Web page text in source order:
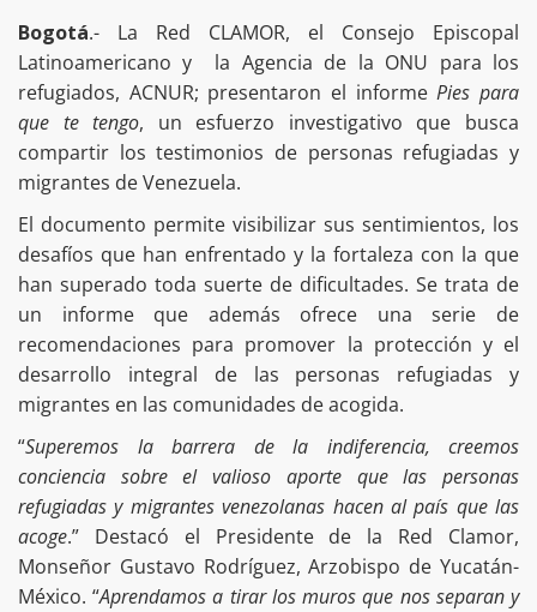
Bogotá.- La Red CLAMOR, el Consejo Episcopal
Latinoamericano y la Agencia de la ONU para los
refugiados, ACNUR; presentaron el informePies para
que te tengo, un esfuerzo investigativo que busca
compartir los testimonios de personas refugiadas y
migrantes de Venezuela.
El documento permite visibilizar sus sentimientos, los
desafíos que han enfrentado y la fortaleza con la que
han superado toda suerte de dificultades. Se trata de
un informe que además ofrece una serie de
recomendaciones para promover la protección y el
desarrollo integral de las personas refugiadas y
migrantes en las comunidades de acogida.
“Superemos la barrera de la indiferencia, creemos
conciencia sobre el valioso aporte que las personas
refugiadas y migrantes venezolanas hacen al país que las
acoge.” Destacó el Presidente de la Red Clamor,
Monseñor Gustavo Rodríguez, Arzobispo de Yucatán-
México. “Aprendamos a tirar los muros que nos separan y